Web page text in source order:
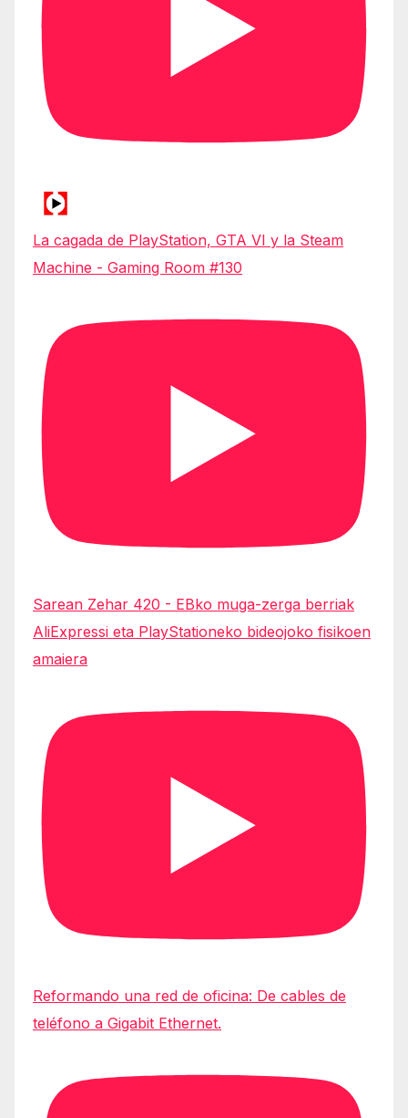
La cagada de PlayStation, GTA VI y la Steam
Machine - Gaming Room #130
Sarean Zehar 420 - EBko muga-zerga berriak
AliExpressi eta PlayStationeko bideojoko fisikoen
amaiera
Reformando una red de oficina: De cables de
teléfono a Gigabit Ethernet.